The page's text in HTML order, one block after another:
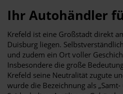
Ihr Autohändler
Krefeld ist eine Großstadt direkt
Duisburg liegen.
und zudem ein Ort voller
Insbesondere die große
Krefeld seine Neutralität zugute
wurde die Bezeichnung als